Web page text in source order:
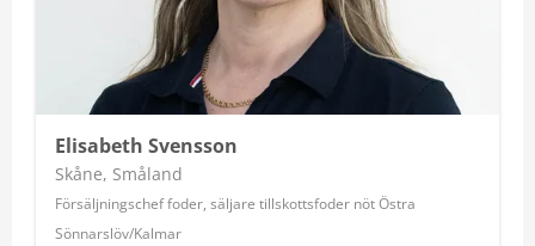
Elisabeth Svensson
Skåne, Småland
Försäljningschef foder, säljare tillskottsfoder nöt Östra
Sönnarslöv/Kalmar